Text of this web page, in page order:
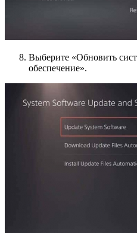
Выберите «Обновить
обеспечение».